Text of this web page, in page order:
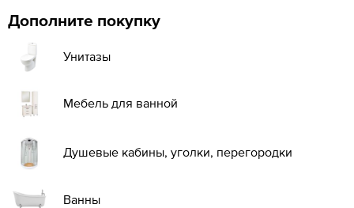
Дополните покупку
Унитазы
Мебель для ванной
Душевые кабины, уголки, перегородки
Ванны